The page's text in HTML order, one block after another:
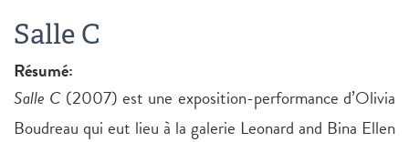
Salle C
Résumé:
Salle C(2007) est une exposition-performance d’Olivia
Boudreau qui eut lieu à la galerie Leonard and Bina Ellen